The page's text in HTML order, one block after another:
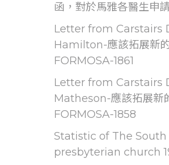
函，對於馬雅各醫生申
Letter from Carstairs
Hamilton-應該拓展新
FORMOSA-1861
Letter from Carstairs
Matheson-應該拓展新
FORMOSA-1858
Statistic of The
presbyterian church